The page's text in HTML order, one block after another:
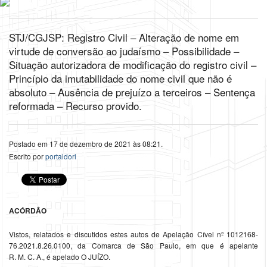
STJ/CGJSP: Registro Civil – Alteração de nome em
virtude de conversão ao judaísmo – Possibilidade –
Situação autorizadora de modificação do registro civil –
Princípio da imutabilidade do nome civil que não é
absoluto – Ausência de prejuízo a terceiros – Sentença
reformada – Recurso provido.
Postado em 17 de dezembro de 2021 às 08:21.
Escrito porportaldori
ACÓRDÃO
Vistos, relatados e discutidos estes autos de Apelação Cível nº 1012168-
76.2021.8.26.0100, da Comarca de São Paulo, em que é apelante
R. M. C. A., é apelado O JUÍZO.